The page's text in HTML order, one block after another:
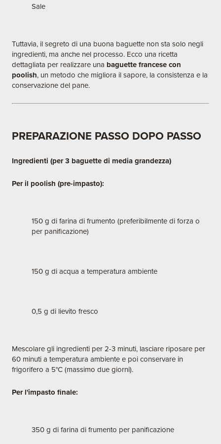
Sale
Tuttavia, il segreto di una buona baguette non sta solo negli
ingredienti, ma anche nel processo. Ecco una ricetta
dettagliata per realizzare una baguette francese con
poolish, un metodo che migliora il sapore, la consistenza e la
conservazione del pane.
PREPARAZIONE PASSO DOPO PASSO
Ingredienti (per 3 baguette di media grandezza)
Per il poolish (pre-impasto):
150 g di farina di frumento (preferibilmente di forza o
per panificazione)
150 g di acqua a temperatura ambiente
0,5 g di lievito fresco
Mescolare gli ingredienti per 2-3 minuti, lasciare riposare per
60 minuti a temperatura ambiente e poi conservare in
frigorifero a 5°C (massimo due giorni).
Per l'impasto finale:
350 g di farina di frumento per panificazione